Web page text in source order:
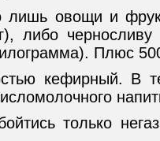
овощи и
либо
Плюс
кефирный. В
только